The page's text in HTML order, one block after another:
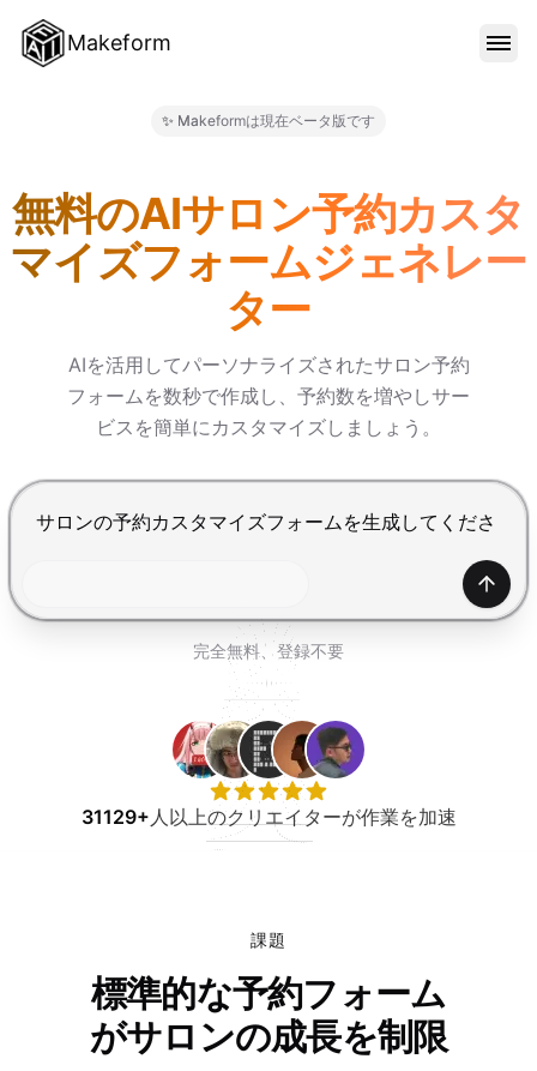
Makeform
ブログ
料金
✨ Makeformは現在ベータ版です
無料のAIサロン予約カスタ
マイズフォームジェネレー
ター
AIを活用してパーソナライズされたサロン予約
フォームを数秒で作成し、予約数を増やしサー
ビスを簡単にカスタマイズしましょう。
Enterで送信、Shift+Enterで改行
生成
完全無料、登録不要
31129+人以上のクリエイターが作業を加速
課題
標準的な予約フォーム
がサロンの成長を制限